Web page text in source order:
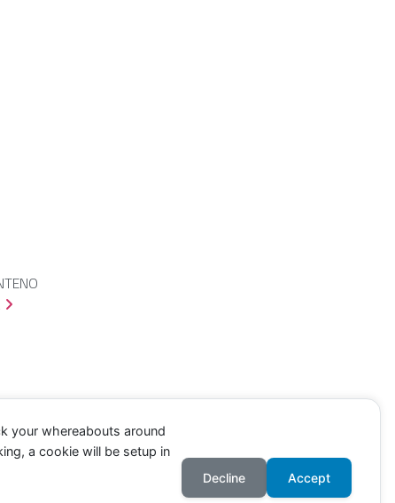
your whereabouts around
a cookie will be setup in
Decline Accept